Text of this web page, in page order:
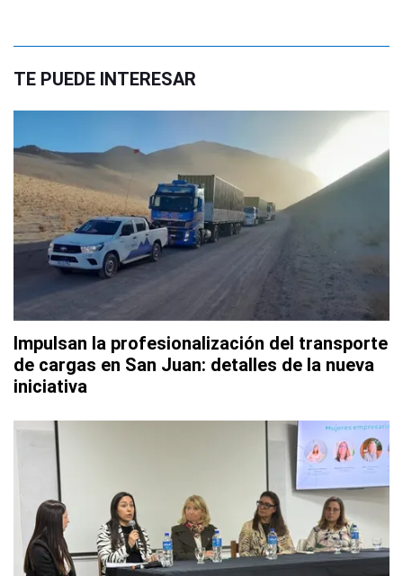
TE PUEDE INTERESAR
Impulsan la profesionalización del transporte
de cargas en San Juan: detalles de la nueva
iniciativa